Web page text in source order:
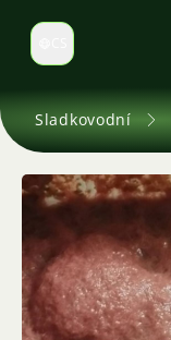
Select language
Sladkovodní